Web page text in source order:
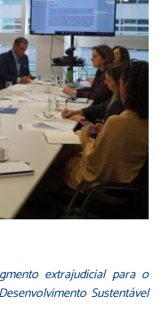
extrajudicial para o
Sustentável